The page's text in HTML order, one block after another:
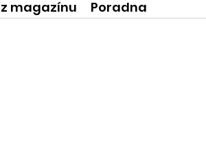
magazínu Poradna